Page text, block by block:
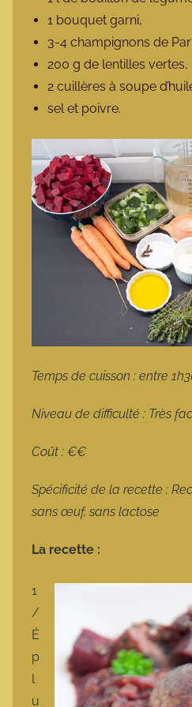
1 bouquet garni,
3-4 champignons de
200 g de lentilles vertes,
2 cuillères à soupe
sel et poivre.
Temps de cuisson : entre
Niveau de difficulté : Très
Coût : €€
Spécificité de la recette :
sans œuf, sans lactose
La recette :
1
/
É
p
l
u